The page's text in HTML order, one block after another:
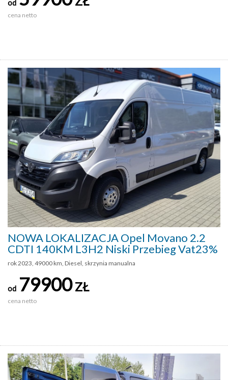
od
cena netto
NOWA LOKALIZACJA Opel Movano 2.2
CDTI 140KM L3H2 Niski Przebieg Vat23%
rok 2023, 49000 km, Diesel, skrzynia manualna
od 79900ZŁ
cena netto